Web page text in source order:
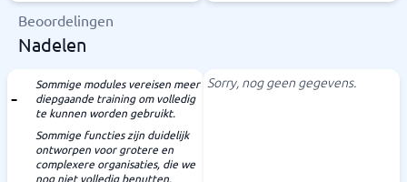
Beoordelingen
Nadelen
Sommige modules vereisen meer
diepgaande training om volledig
te kunnen worden gebruikt.
Sommige functies zijn duidelijk
ontworpen voor grotere en
complexere organisaties, die we
nog niet volledig benutten.
Sorry, nog geen gegevens.